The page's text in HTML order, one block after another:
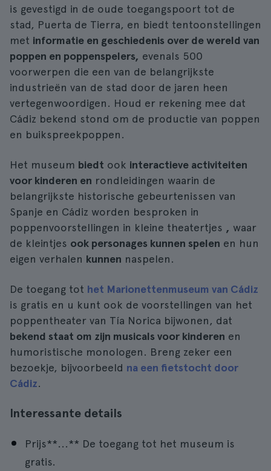
is gevestigd in de oude toegangspoort tot de
stad, Puerta de Tierra, en biedt tentoonstellingen
met informatie en geschiedenis over de wereld van
poppen en poppenspelers, evenals 500
voorwerpen die een van de belangrijkste
industrieën van de stad door de jaren heen
vertegenwoordigen. Houd er rekening mee dat
Cádiz bekend stond om de productie van poppen
en buikspreekpoppen.
Het museum biedt ook interactieve activiteiten
voor kinderen en rondleidingen waarin de
belangrijkste historische gebeurtenissen van
Spanje en Cádiz worden besproken in
poppenvoorstellingen in kleine theatertjes , waar
de kleintjes ook personages kunnen spelen en hun
eigen verhalen kunnen naspelen.
De toegang tot het Marionettenmuseum van Cádiz
is gratis en u kunt ook de voorstellingen van het
poppentheater van Tía Norica bijwonen, dat
bekend staat om zijn musicals voor kinderen en
humoristische monologen. Breng zeker een
bezoekje, bijvoorbeeld na een fietstocht door
Cádiz.
Interessante details
Prijs**...** De toegang tot het museum is
gratis.